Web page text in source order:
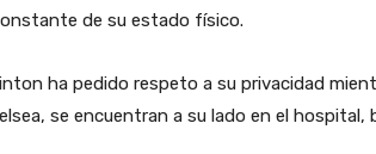
de su estado físico.
ha pedido respeto a su privacidad
se encuentran a su lado en el hospital,